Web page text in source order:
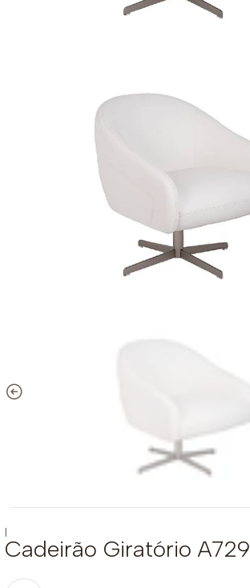
|
Cadeirão Giratório A729